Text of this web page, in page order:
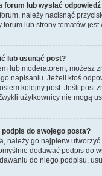
lub wysłać
należy nacisnąć
lub strony tematów
lub usunąć post?
lub moderatorem, możesz
napisaniu. Jeżeli ktoś
kolejny post. Jeśli post
użytkownicy nie mogą
do swojego posta?
należy go najpierw
dodawać podpis do
do niego podpisu,